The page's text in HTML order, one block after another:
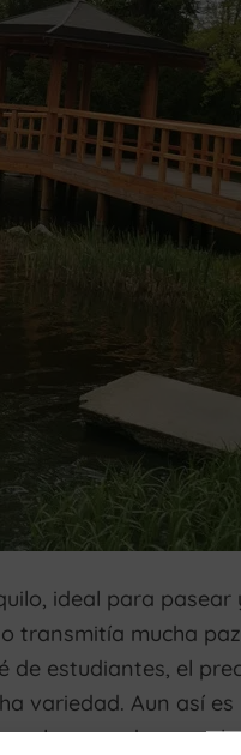
ideal para pasear
transmitía mucha
estudiantes, el
variedad. Aun así
en la cascada o en el